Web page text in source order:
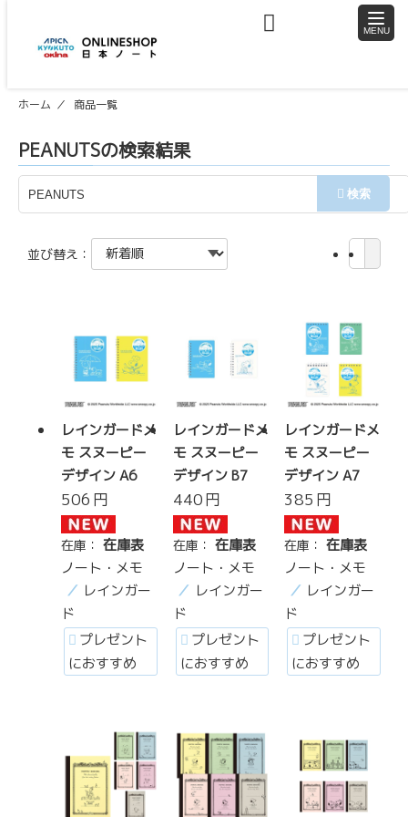
toggle
ホーム 商品一覧
PEANUTSの検索結果
並び替え：
レインガードメ
モ スヌーピー
デザイン A6
506 円
在庫： 在庫表
ノート・メモ
レインガー
ド
プレゼント
におすすめ
レインガードメ
モ スヌーピー
デザイン B7
440円
在庫： 在庫表
ノート・メモ
レインガー
ド
プレゼント
におすすめ
レインガードメ
モ スヌーピー
デザイン A7
385 円
在庫： 在庫表
ノート・メモ
レインガー
ド
プレゼント
におすすめ